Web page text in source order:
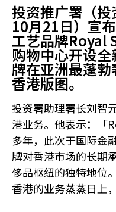
投资推广署（
10月21日）宣
工艺品牌Royal
购物中心开设
牌在亚洲最蓬
香港版图。
投资署助理署长刘智
港业务。他表示：「
多年，此次于国际金
牌对香港市场的长期
侈品枢纽的独特地位
香港的业务蒸蒸日上